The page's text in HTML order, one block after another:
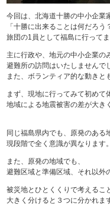
今回は、北海道十勝の中小企業
「十勝に出来ることは何だろう
旅団の1員として福島に行ってま
主に行政や、地元の中小企業の
避難所の訪問はいたしませんで
また、ボランティア的な動きと
まず、現地に行ってみて初めて
地域による地震被害の差が大き
同じ福島県内でも、原発のある
現段階で全く意識が異なります。
また、原発の地域でも、
避難区域と準備区域、それ以外
被災地とひとくくりで考えるこ
大きく分けると３つに分かれま